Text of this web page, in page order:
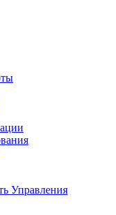
Управления